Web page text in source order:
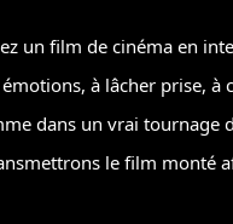
un film de cinéma en
à lâcher prise,
dans un vrai tournage
le film monté